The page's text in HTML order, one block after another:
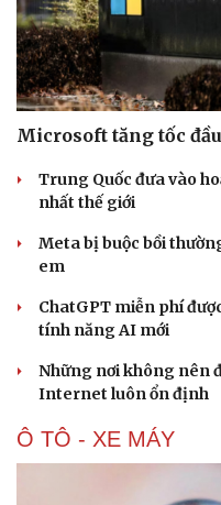
Microsoft tăng tốc
Trung Quốc đưa vào
nhất thế giới
Meta bị buộc bồi
em
ChatGPT miễn phí
tính năng AI mới
Những nơi không nên
Internet luôn ổn định
Ô TÔ - XE MÁY